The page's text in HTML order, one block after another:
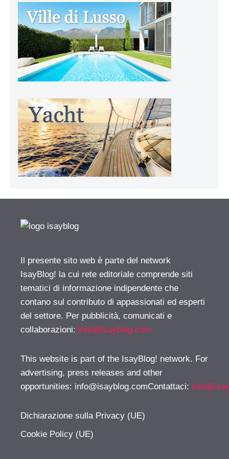
Il presente sito web è parte del network
IsayBlog! la cui rete editoriale comprende siti
tematici di informazione indipendente che
contano sul contributo di appassionati ed esperti
del settore. Per pubblicità, comunicati e
collaborazioni: info@isayblog.com
This website is part of the IsayBlog! network. For
advertising, press releases and other
opportunities: info@isayblog.comContattaci:
Dichiarazione sulla Privacy (UE)
Cookie Policy (UE)